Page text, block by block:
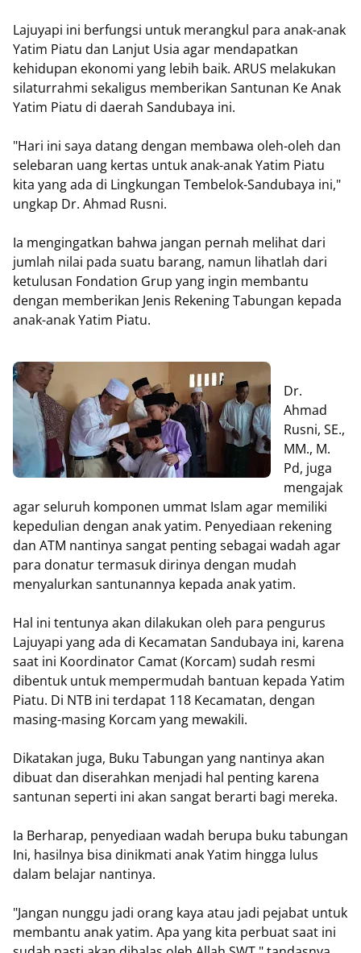
Lajuyapi ini berfungsi untuk merangkul para anak-anak
Yatim Piatu dan Lanjut Usia agar mendapatkan
kehidupan ekonomi yang lebih baik. ARUS melakukan
silaturrahmi sekaligus memberikan Santunan Ke Anak
Yatim Piatu di daerah Sandubaya ini.
"Hari ini saya datang dengan membawa oleh-oleh dan
selebaran uang kertas untuk anak-anak Yatim Piatu
kita yang ada di Lingkungan Tembelok-Sandubaya ini,"
ungkap Dr. Ahmad Rusni.
Ia mengingatkan bahwa jangan pernah melihat dari
jumlah nilai pada suatu barang, namun lihatlah dari
ketulusan Fondation Grup yang ingin membantu
dengan memberikan Jenis Rekening Tabungan kepada
anak-anak Yatim Piatu.
Dr.
Ahmad
Rusni, SE.,
MM., M.
Pd, juga
mengajak
agar seluruh komponen ummat Islam agar memiliki
kepedulian dengan anak yatim. Penyediaan rekening
dan ATM nantinya sangat penting sebagai wadah agar
para donatur termasuk dirinya dengan mudah
menyalurkan santunannya kepada anak yatim.
Hal ini tentunya akan dilakukan oleh para pengurus
Lajuyapi yang ada di Kecamatan Sandubaya ini, karena
saat ini Koordinator Camat (Korcam) sudah resmi
dibentuk untuk mempermudah bantuan kepada Yatim
Piatu. Di NTB ini terdapat 118 Kecamatan, dengan
masing-masing Korcam yang mewakili.
Dikatakan juga, Buku Tabungan yang nantinya akan
dibuat dan diserahkan menjadi hal penting karena
santunan seperti ini akan sangat berarti bagi mereka.
Ia Berharap, penyediaan wadah berupa buku tabungan
Ini, hasilnya bisa dinikmati anak Yatim hingga lulus
dalam belajar nantinya.
"Jangan nunggu jadi orang kaya atau jadi pejabat untuk
membantu anak yatim. Apa yang kita perbuat saat ini